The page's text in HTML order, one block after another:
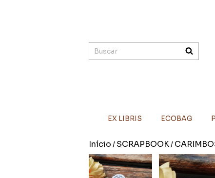
EX LIBRIS ECOBAG
Início / SCRAPBOOK/